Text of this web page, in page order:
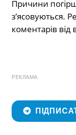
Причини
з’ясовуються.
коментарів від
РЕКЛАМА